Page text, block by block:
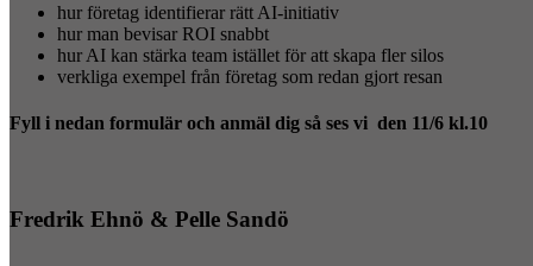
hur företag identifierar rätt AI-initiativ
hur man bevisar ROI snabbt
hur AI kan stärka team istället för att skapa fler silos
verkliga exempel från företag som redan gjort resan
Fyll i nedan formulär och anmäl dig så ses vi den 11/6 kl.10
Fredrik Ehnö & Pelle Sandö